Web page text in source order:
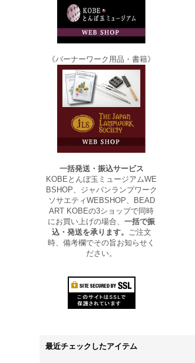
《バーナーワーク用品・書籍》
一括発送・振込サービス
KOBEとんぼ玉ミュージアムWE
BSHOP、ジャパンランプワーク
ソサエティWEBSHOP、BEAD
ART KOBEの3ショップで同時
にお買い上げの場合、一括で振
込・発送を承ります。 ご注文
時、備考欄でその旨お知らせく
ださい。
最近チェックしたアイテム